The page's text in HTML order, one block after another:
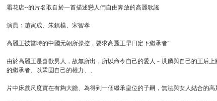
霜花店--的片名取自於一首描述戀人們自由奔放的高麗歌謠
演員：趙寅成、朱鎮模、宋智孝
高麗王被當時的中國元朝所操控，要求高麗王早日定下繼承者''
由於高麗王是喜歡男人，故無所出，所以命令自己的愛人﹣洪麟與自己的王后
的繼承者、以鞏固自己的權力、、
片中床戲尺度實在有夠大膽、為得到一個繼承皇位的子嗣，無法與女人結合的